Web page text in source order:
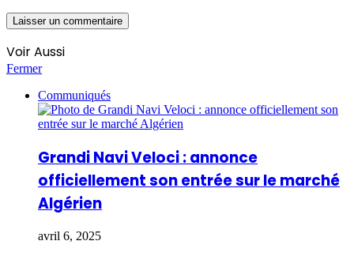
Voir Aussi
Fermer
Communiqués
Grandi Navi Veloci : annonce
officiellement son entrée sur le marché
Algérien
avril 6, 2025